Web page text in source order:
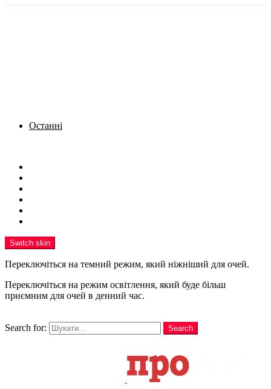
Останні
Switch skin
Переключіться на темний режим, який ніжніший для очей.
Переключіться на режим освітлення, який буде більш
приємним для очей в денний час.
Search for:
Search